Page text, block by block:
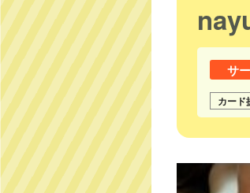
サ
カード